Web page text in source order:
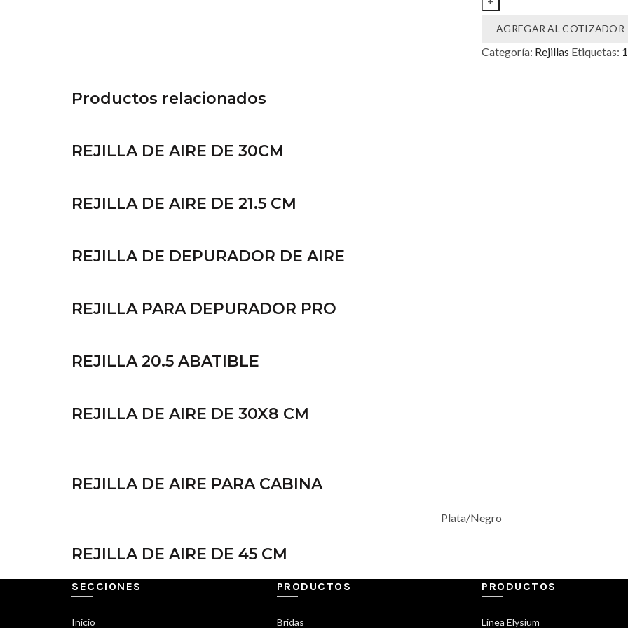
DE
10.5
CM
cantidad
AGREGAR AL COTIZADOR
Categoría: Rejillas Etiquetas:
Productos relacionados
REJILLA DE AIRE DE 30CM
REJILLA DE AIRE DE 21.5 CM
REJILLA DE DEPURADOR DE AIRE
REJILLA PARA DEPURADOR PRO
REJILLA 20.5 ABATIBLE
REJILLA DE AIRE DE 30X8 CM
REJILLA DE AIRE PARA CABINA
Plata/Negro
REJILLA DE AIRE DE 45 CM
SECCIONES
Inicio
PRODUCTOS
Bridas
PRODUCTOS
Linea Elysium